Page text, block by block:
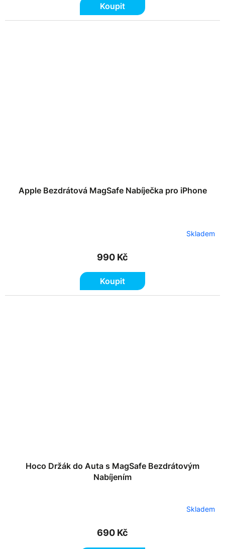
Koupit
Apple Bezdrátová MagSafe Nabíječka pro iPhone
Skladem
990 Kč
Koupit
Hoco Držák do Auta s MagSafe Bezdrátovým
Nabíjením
Skladem
690 Kč